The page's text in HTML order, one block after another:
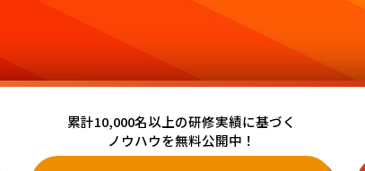
累計10,000名以上の研修実績に基づく
ノウハウを無料公開中！